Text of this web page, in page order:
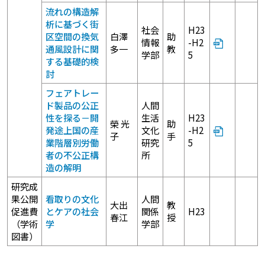
流れの構造解
析に基づく街
区空間の換気
通風設計に関
する基礎的検
討
白澤
多一
社会
情報
学部
助
教
H23
-H2
5
フェアトレー
ド製品の公正
性を探る－開
発途上国の産
業階層別労働
者の不公正構
造の解明
榮 光
子
人間
生活
文化
研究
所
助
手
H23
-H2
5
研究成
果公開
促進費
（学術
図書）
看取りの文化
とケアの社会
学
大出
春江
人間
関係
学部
教
授
H23